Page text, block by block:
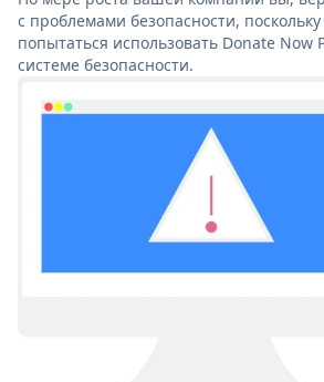
с проблемами безопасности,
попытаться использовать Donate Now
системе безопасности.